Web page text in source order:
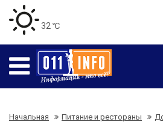
32 ℃
Начальная Питание и рестораны